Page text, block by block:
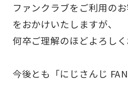
ファンクラブをご利用の
をおかけいたしますが、
何卒ご理解のほどよろしく
今後とも「にじさんじ